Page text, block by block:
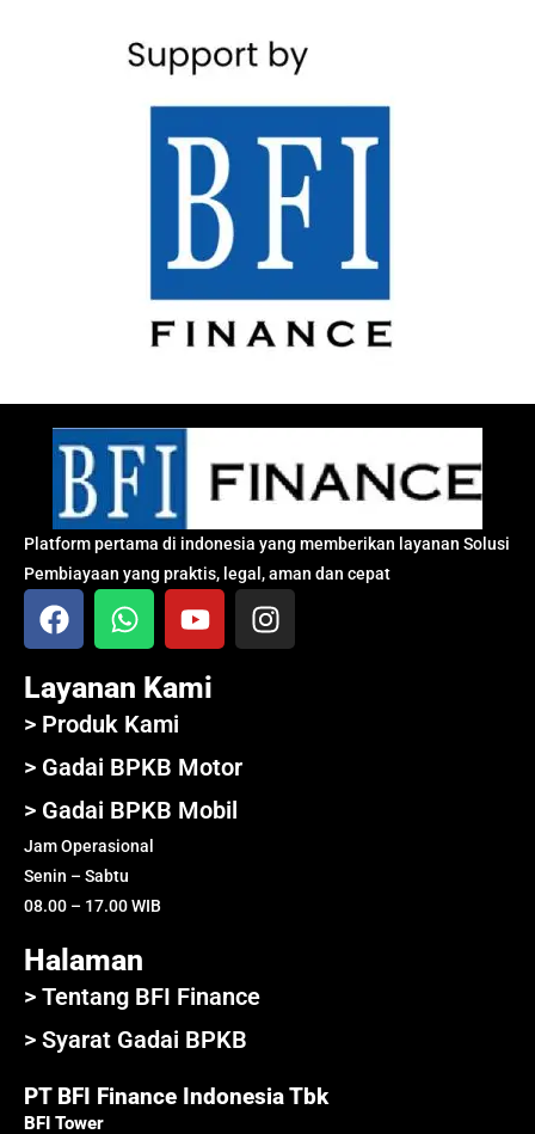
Platform pertama di indonesia yang memberikan layanan Solusi
Pembiayaan yang praktis, legal, aman dan cepat
Layanan Kami
> Produk Kami
> Gadai BPKB Motor
> Gadai BPKB Mobil
Jam Operasional
Senin – Sabtu
08.00 – 17.00 WIB
Halaman
> Tentang BFI Finance
> Syarat Gadai BPKB
PT BFI Finance Indonesia Tbk
BFI Tower